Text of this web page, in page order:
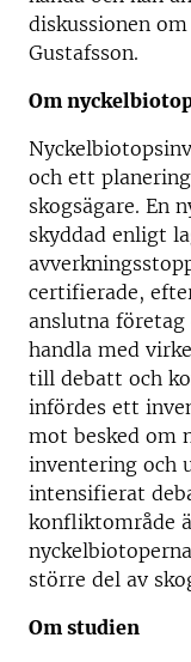
diskussionen
Gustafsson.
Om
och ett
skogsägare. En
skyddad enligt
certifierade,
anslutna
handla med
till debatt och
infördes ett
mot besked om
inventering och
intensifierat
konfliktområde
större del av
Om studien